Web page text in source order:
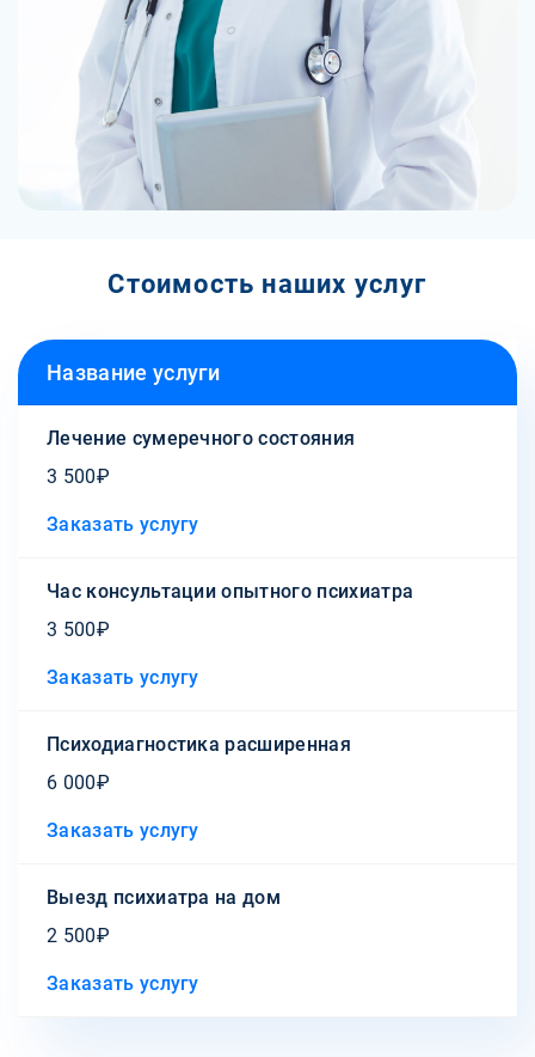
Стоимость наших услуг
Название услуги
Лечение сумеречного состояния
3 500₽
Заказать услугу
Час консультации опытного психиатра
3 500₽
Заказать услугу
Психодиагностика расширенная
6 000₽
Заказать услугу
Выезд психиатра на дом
2 500₽
Заказать услугу